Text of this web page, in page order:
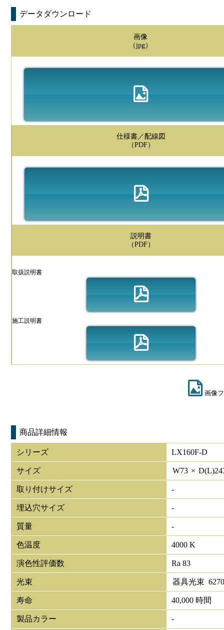
データダウンロード
画像
（jpg）
仕様書／配線図
（PDF）
説明書
（PDF）
取扱説明書
施工説明書
画像
商品詳細情報
シリーズ LX160F-D
サイズ W73 × D(L)
取り付けサイズ -
埋込穴サイズ -
質量 -
色温度 4000 K
演色性評価数 Ra 83
光束 器具光束
寿命 40,000 時間
製品カラー -